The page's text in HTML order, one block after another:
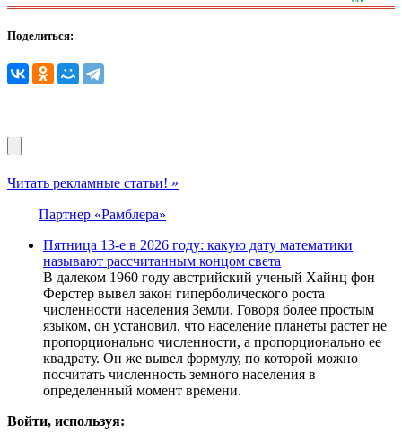
Поделиться:
Читать рекламные статьи! »
Партнер «Рамблера»
Пятница 13-е в 2026 году: какую дату математики
называют рассчитанным концом света
В далеком 1960 году австрийский ученый Хайнц фон
Ферстер вывел закон гиперболического роста
численности населения Земли. Говоря более простым
языком, он установил, что население планеты растет не
пропорционально численности, а пропорционально ее
квадрату. Он же вывел формулу, по которой можно
посчитать численность земного населения в
определенный момент времени.
Войти, используя: